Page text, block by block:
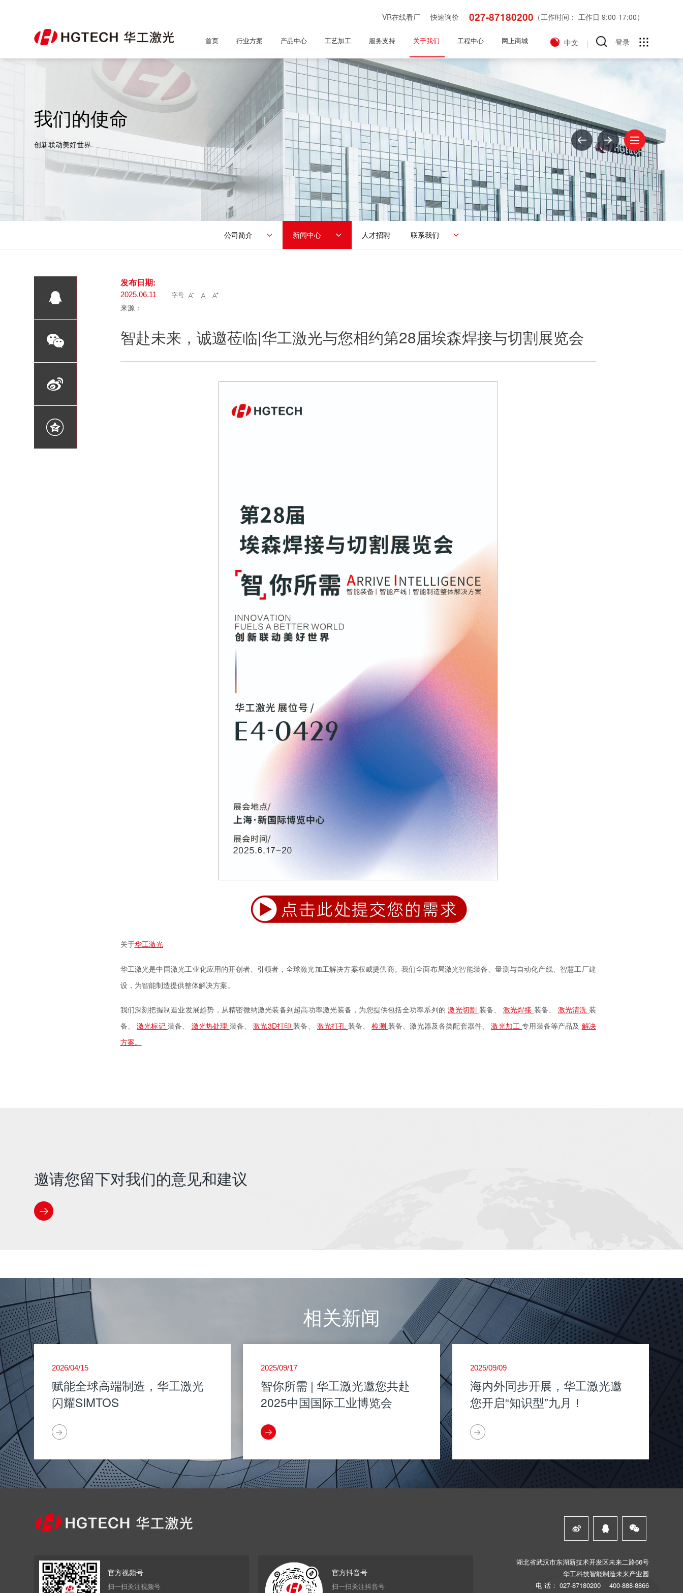
VR在线看厂 快速询价 027-87180200 （工作时间： 工作日 9:00-17:00）
登录
中文
首页 行业方案 产品中心 工艺加工 服务支持 关于我们 工程中心 网上商城
我们的使命
创新联动美好世界
公司简介 新闻中心 人才招聘 联系我们
发布日期:
2025.06.11 字号   
来源：
智赴未来，诚邀莅临|华工激光与您相约第28届埃森焊接与切割展览会
关于华工激光
华工激光是中国激光工业化应用的开创者、引领者，全球激光加工解决方案权威提供商。我们全面布局激光智能装备、量测与自动化产线、智慧工厂建
设，为智能制造提供整体解决方案。
我们深刻把握制造业发展趋势，从精密微纳激光装备到超高功率激光装备，为您提供包括全功率系列的激光切割 装备、 激光焊接 装备、 激光清洗 装
备、
激光标记 装备、 激光热处理 装备、 激光3D打印装备、 激光打孔 装备、 检测 装备、激光器及各类配套器件、 激光加工专用装备等产品及 解决
方案。
邀请您留下对我们的意见和建议
相关新闻
2026/04/15
赋能全球高端制造，华工激光
闪耀SIMTOS
2025/09/17
智你所需 | 华工激光邀您共赴
2025中国国际工业博览会
2025/09/09
海内外同步开展，华工激光邀
您开启“知识型”九月！
官方视频号
扫一扫关注视频号
官方抖音号
扫一扫关注抖音号



湖北省武汉市东湖新技术开发区未来二路66号
华工科技智能制造未来产业园
电 话： 027-87180200
400-888-8866